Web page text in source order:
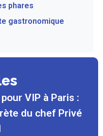
phares
gastronomique
VIP à Paris :
du chef Privé